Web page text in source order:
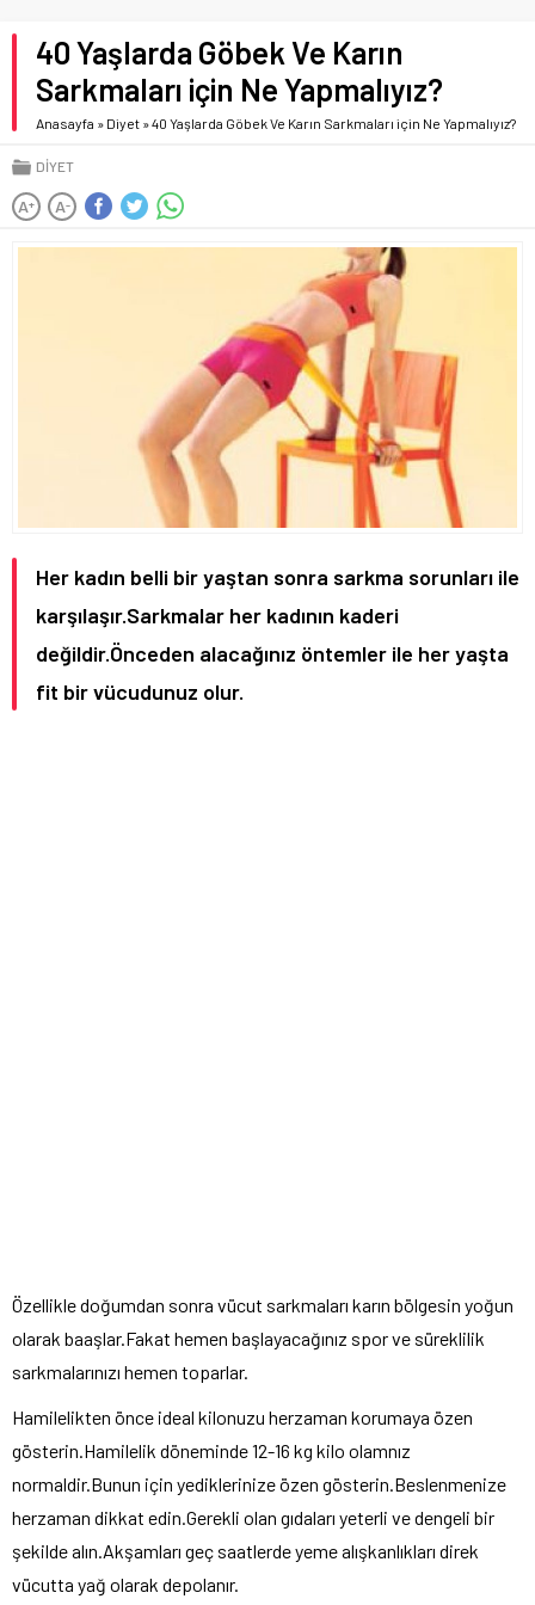
40 Yaşlarda Göbek Ve Karın
Sarkmaları için Ne Yapmalıyız?
Anasayfa » Diyet »40 Yaşlarda Göbek Ve Karın Sarkmaları için Ne Yapmalıyız?
DIYET
A+ A-
Her kadın belli bir yaştan sonra sarkma sorunları ile
karşılaşır.Sarkmalar her kadının kaderi
değildir.Önceden alacağınız öntemler ile her yaşta
fit bir vücudunuz olur.
Özellikle doğumdan sonra vücut sarkmaları karın bölgesin yoğun
olarak baaşlar.Fakat hemen başlayacağınız spor ve süreklilik
sarkmalarınızı hemen toparlar.
Hamilelikten önce ideal kilonuzu herzaman korumaya özen
gösterin.Hamilelik döneminde 12-16 kg kilo olamnız
normaldir.Bunun için yediklerinize özen gösterin.Beslenmenize
herzaman dikkat edin.Gerekli olan gıdaları yeterli ve dengeli bir
şekilde alın.Akşamları geç saatlerde yeme alışkanlıkları direk
vücutta yağ olarak depolanır.